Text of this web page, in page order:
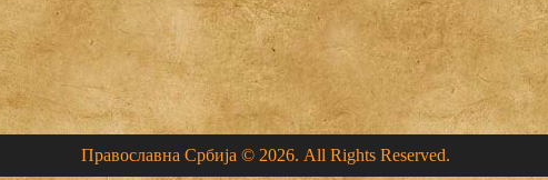
Православна Србија © 2026. All Rights Reserved.